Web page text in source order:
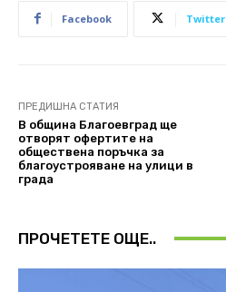
Facebook Twitter
ПРЕДИШНА СТАТИЯ
В община Благоевград ще
отворят офертите на
обществена поръчка за
благоустрояване на улици в
града
ПРОЧЕТЕТЕ ОЩЕ..